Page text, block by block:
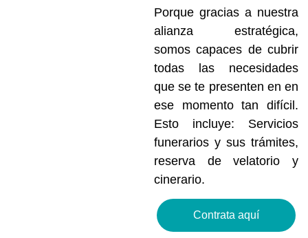
Porque gracias a nuestra
alianza estratégica,
somos capaces de cubrir
todas las necesidades
que se te presenten en en
ese momento tan difícil.
Esto incluye: Servicios
funerarios y sus trámites,
reserva de velatorio y
cinerario.
Contrata aquí